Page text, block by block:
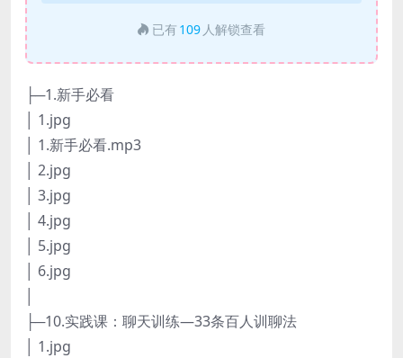
已有 109 人解锁查看
├─1.新手必看
│ 1.jpg
│ 1.新手必看.mp3
│ 2.jpg
│ 3.jpg
│ 4.jpg
│ 5.jpg
│ 6.jpg
├─10.实践课：聊天训练—33条百人训聊法
│ 1.jpg